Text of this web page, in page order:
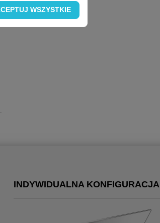
INDYWIDUALNA KONFIGURACJA
WSZYSTKIE